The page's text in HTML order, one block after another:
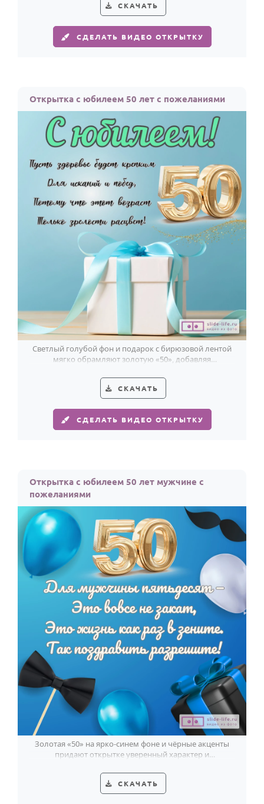
СКАЧАТЬ
СДЕЛАТЬ ВИДЕО ОТКРЫТКУ
Открытка с юбилеем 50 лет с пожеланиями
Светлый голубой фон и подарок с бирюзовой лентой
мягко обрамляют золотую «50», добавляя
СКАЧАТЬ
СДЕЛАТЬ ВИДЕО ОТКРЫТКУ
Открытка с юбилеем 50 лет мужчине с
пожеланиями
Золотая «50» на ярко-синем фоне и чёрные акценты
придают открытке уверенный характер и
СКАЧАТЬ